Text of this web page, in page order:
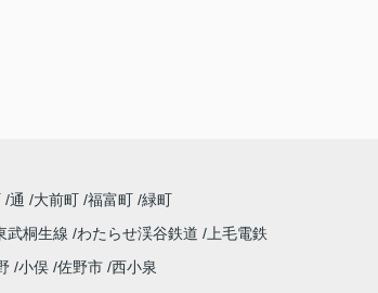
通 大前町 福富町 緑町
武桐生線 わたらせ渓谷鉄道
上毛電鉄
小俣 佐野市 西小泉